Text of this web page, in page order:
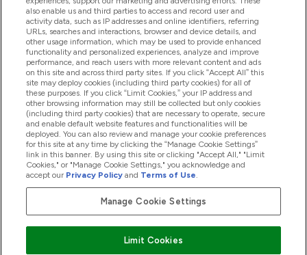
Προϊόντα
Εταιρικές Πληροφορίες
Εκπτώσεις & Ανταμοιβές
2026 The Hut.com Ltd
also enable us and third parties to access and record user and
activity data, such as IP addresses and online identifiers, referring
URLs, searches and interactions, browser and device details, and
other usage information, which may be used to provide enhanced
functionality and personalized experiences, analyze and improve
performance, and reach users with more relevant content and ads
on this site and across third party sites. If you click “Accept All” this
site may deploy cookies (including third party cookies) for all of
these purposes. If you click “Limit Cookies,” your IP address and
other browsing information may still be collected but only cookies
(including third party cookies) that are necessary to operate, secure
and enable default website features and functionalities will be
deployed. You can also review and manage your cookie preferences
for this site at any time by clicking the “Manage Cookie Settings”
link in this banner. By using this site or clicking "Accept All," "Limit
Cookies," or "Manage Cookie Settings," you acknowledge and
accept our Privacy Policy and Terms of Use.
Manage Cookie Settings
Limit Cookies